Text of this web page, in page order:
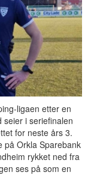
ligaen etter en
seier i seriefinalen
for neste års 3.
på Orkla Sparebank
rykket ned fra
ses på som en